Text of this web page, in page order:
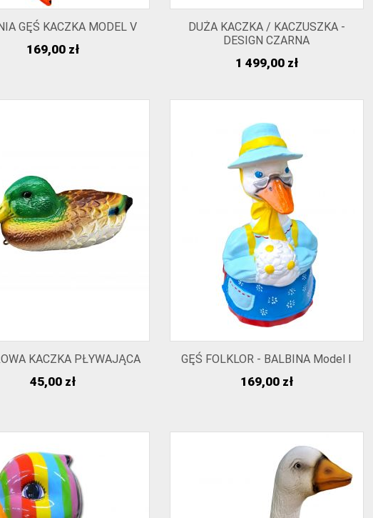
GĘŚ KACZKA MODEL V
Cena
169,00 zł
DUŻA KACZKA / KACZUSZKA -
DESIGN CZARNA
Cena
1 499,00 zł
KACZKA PŁYWAJĄCA
Cena
45,00 zł
GĘŚ FOLKLOR - BALBINA Model I
Cena
169,00 zł